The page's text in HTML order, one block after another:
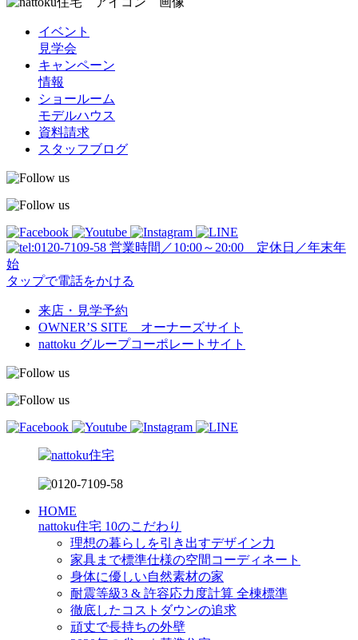
イベント
見学会
キャンペーン
情報
ショールーム
モデルハウス
資料請求
スタッフブログ
営業時間／10:00～20:00 定休日／年末年
始
タップで電話をかける
来店・見学予約
OWNER’S SITE オーナーズサイト
nattoku グループコーポレートサイト
HOME
nattoku住宅 10のこだわり
理想の暮らしを引き出すデザイン力
家具まで標準仕様の空間コーディネート
身体に優しい自然素材の家
耐震等級3 & 許容応力度計算 全棟標準
徹底したコストダウンの追求
頑丈で長持ちの外壁